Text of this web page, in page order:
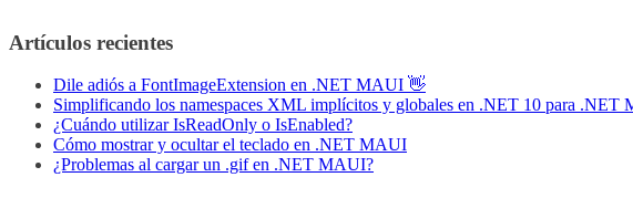
Artículos recientes
Dile adiós a FontImageExtension en .NET MAUI 👋
Simplificando los namespaces XML implícitos y globales en .NET 10 para .NET
¿Cuándo utilizar IsReadOnly o IsEnabled?
Cómo mostrar y ocultar el teclado en .NET MAUI
¿Problemas al cargar un .gif en .NET MAUI?